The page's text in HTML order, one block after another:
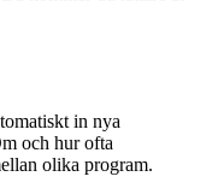
in nya
och hur ofta
olika program.